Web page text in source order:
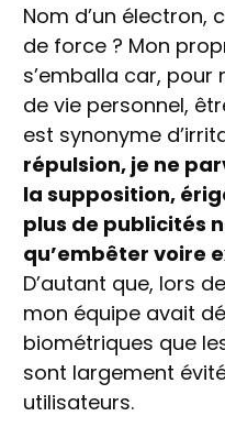
Nom d’un électron,
de force ? Mon
s’emballa car, pour
de vie personnel,
est synonyme
répulsion, je ne
la supposition,
plus de publicités
qu’embêter voire
D’autant que, lors
mon équipe avait
biométriques que
sont largement
utilisateurs.